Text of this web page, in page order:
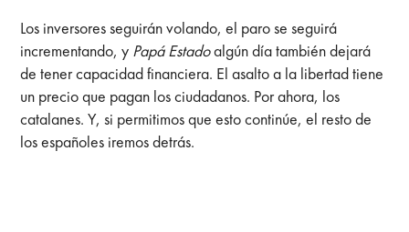
Los inversores seguirán volando, el paro se seguirá
incrementando, y Papá Estadoalgún día también dejará
de tener capacidad financiera. El asalto a la libertad tiene
un precio que pagan los ciudadanos. Por ahora, los
catalanes. Y, si permitimos que esto continúe, el resto de
los españoles iremos detrás.